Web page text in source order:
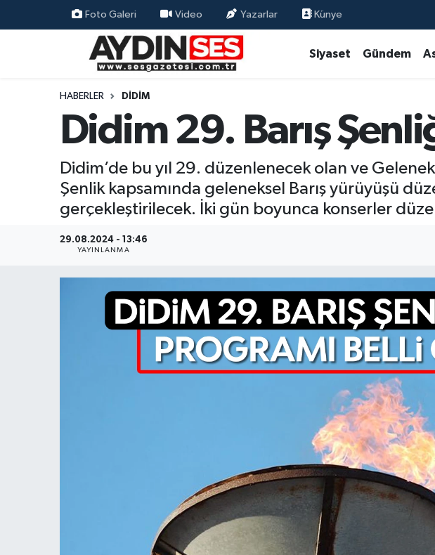
Foto Galeri Video Yazarlar Künye
Siyaset Gündem
HABERLER DIDIM
Didim 29. Barış
Didim’de bu yıl 29. düzenlenecek olan ve
Şenlik kapsamında geleneksel Barış yürüyüşü
gerçekleştirilecek. İki gün boyunca konserler
29.08.2024 - 13:46
YAYINLANMA
Siyaset
Ekonomi
Yaşam
Aydın Nöbetçi Eczaneler
Aydın Hava Durumu
Aydin Namaz Vakitleri
Aydın Trafik Yoğunluk Haritası
Süper Lig Puan Durumu ve Fikstür